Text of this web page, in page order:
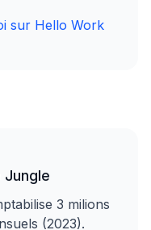
sur Hello Work
3 milions
(2023).